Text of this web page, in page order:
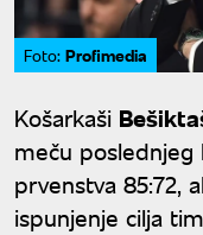
Foto: Profimedia
Košarkaši
meču poslednjeg
prvenstva 85:72,
ispunjenje cilja